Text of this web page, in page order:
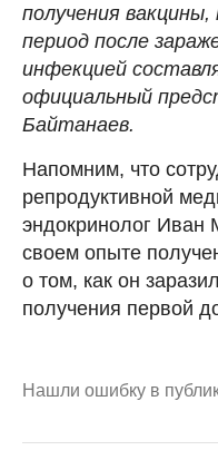
получения
период после
инфекцией
официальный
Байтанаев.
Напомним, что
репродуктивной
эндокринолог Иван
своем опыте
о том, как он
получения первой
Нашли ошибку в